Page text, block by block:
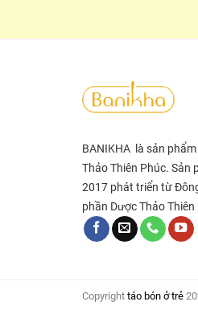
BANIKHA là sản
Thảo Thiên Phúc. Sản
2017 phát triển từ
phần Dược Thảo
Copyright táo bón ở trẻ